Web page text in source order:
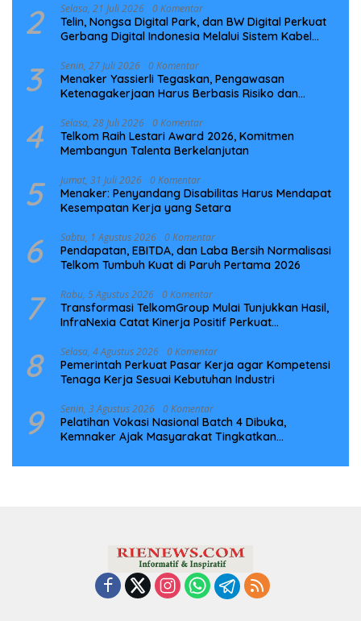
2 Selasa, 21 Juli 2026 0 Komentar
Telin, Nongsa Digital Park, dan BW Digital Perkuat
Gerbang Digital Indonesia Melalui Sistem Kabel
3 Senin, 27 Juli 2026 0 Komentar
Menaker Yassierli Tegaskan, Pengawasan
Ketenagakerjaan Harus Berbasis Risiko dan
4 Selasa, 28 Juli 2026 0 Komentar
Telkom Raih Lestari Award 2026, Komitmen
Membangun Talenta Berkelanjutan
5 Jumat, 31 Juli 2026 0 Komentar
Menaker: Penyandang Disabilitas Harus Mendapat
Kesempatan Kerja yang Setara
6 Sabtu, 1 Agustus 2026 0 Komentar
Pendapatan, EBITDA, dan Laba Bersih Normalisasi
Telkom Tumbuh Kuat di Paruh Pertama 2026
7 Rabu, 5 Agustus 2026 0 Komentar
Transformasi TelkomGroup Mulai Tunjukkan Hasil,
InfraNexia Catat Kinerja Positif Perkuat
8 Selasa, 4 Agustus 2026 0 Komentar
Pemerintah Perkuat Pasar Kerja agar Kompetensi
Tenaga Kerja Sesuai Kebutuhan Industri
9 Senin, 3 Agustus 2026 0 Komentar
Pelatihan Vokasi Nasional Batch 4 Dibuka,
Kemnaker Ajak Masyarakat Tingkatkan